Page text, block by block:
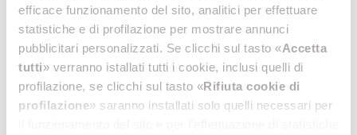
efficace funzionamento del sito, analitici per effettuare
statistiche e di profilazione per mostrare annunci
pubblicitari personalizzati. Se clicchi sul tasto «Accetta
tutti» verranno istallati tutti i cookie, inclusi quelli di
profilazione, se clicchi sul tasto «Rifiuta cookie di
profilazione» saranno installati solo quelli necessari per